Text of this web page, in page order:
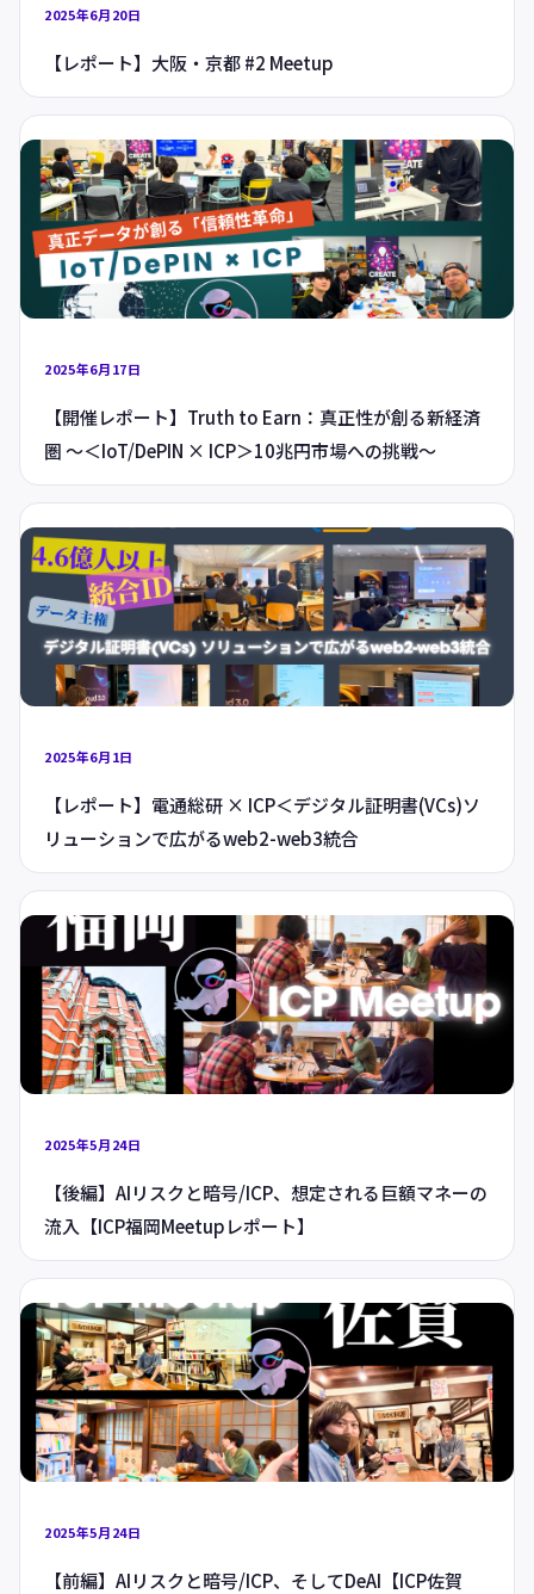
2025年6月20日
【レポート】大阪・京都 #2 Meetup
2025年6月17日
【開催レポート】Truth to Earn：真正性が創る新経済
圏 〜＜IoT/DePIN × ICP＞10兆円市場への挑戦〜
2025年6月1日
【レポート】電通総研 × ICP＜デジタル証明書(VCs)ソ
リューションで広がるweb2-web3統合
2025年5月24日
【後編】AIリスクと暗号/ICP、想定される巨額マネーの
流入【ICP福岡Meetupレポート】
2025年5月24日
【前編】AIリスクと暗号/ICP、そしてDeAI【ICP佐賀